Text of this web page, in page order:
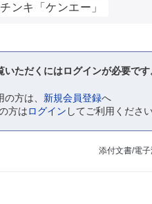
ンキ「ケンエー」
ただくにはログインが必要です
方は、 新規会員登録へ
方はログイン してご利用くださ
添付文書/電子